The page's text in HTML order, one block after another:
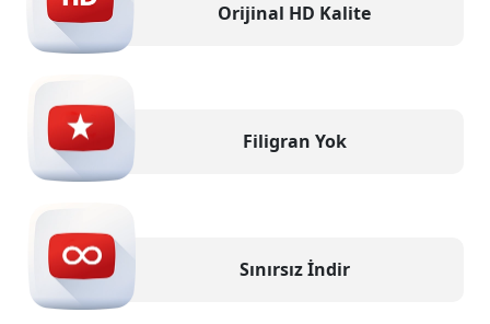
Orijinal HD Kalite
Filigran Yok
Sınırsız İndir